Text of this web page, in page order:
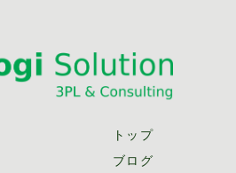
トップ
ブログ